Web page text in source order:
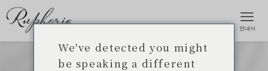
안내서
We've detected you might
be speaking a different